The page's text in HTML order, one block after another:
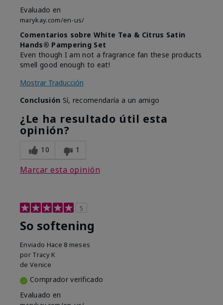
Evaluado en
marykay.com/en-us/
Comentarios sobre White Tea & Citrus Satin
Hands® Pampering Set
Even though I am not a fragrance fan these products
smell good enough to eat!
Mostrar Traducción
Conclusión Sí, recomendaría a un amigo
¿Le ha resultado útil esta
opinión?
10 1
Marcar esta opinión
5
So softening
Enviado Hace 8 meses
por Tracy K
de Venice
Comprador verificado
Evaluado en